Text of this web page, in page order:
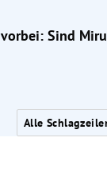
Sind
Alle